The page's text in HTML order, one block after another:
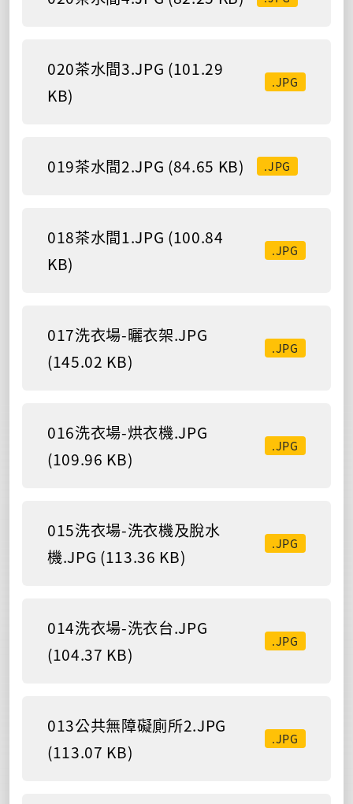
020茶水間3.JPG (101.29
KB)
.JPG
019茶水間2.JPG (84.65 KB) .JPG
018茶水間1.JPG (100.84
KB)
.JPG
017洗衣場-曬衣架.JPG
(145.02 KB)
.JPG
016洗衣場-烘衣機.JPG
(109.96 KB)
.JPG
015洗衣場-洗衣機及脫水
機.JPG (113.36 KB)
.JPG
014洗衣場-洗衣台.JPG
(104.37 KB)
.JPG
013公共無障礙廁所2.JPG
(113.07 KB)
.JPG